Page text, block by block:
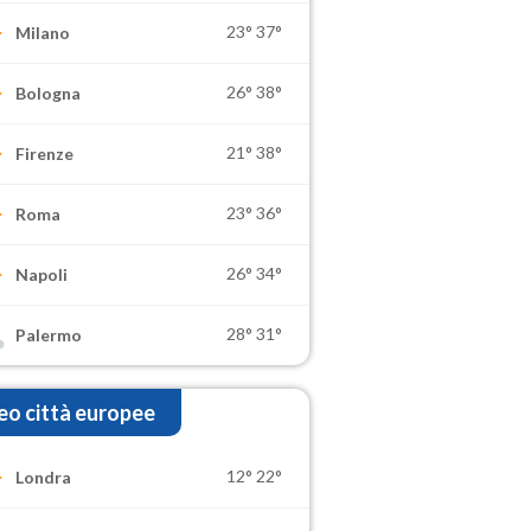
Milano 23° 37°
Bologna 26° 38°
Firenze 21° 38°
Roma 23° 36°
Napoli 26° 34°
Palermo 28° 31°
città europee
Londra 12° 22°